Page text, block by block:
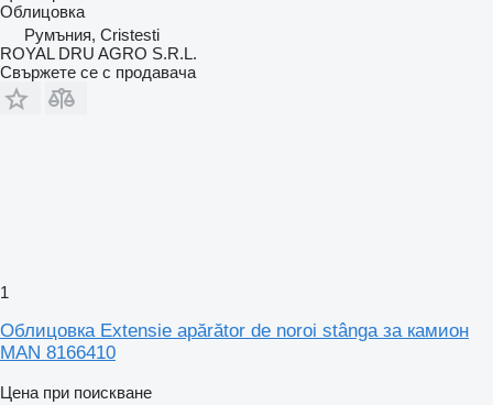
Облицовка
Румъния, Cristesti
ROYAL DRU AGRO S.R.L.
Свържете се с продавача
1
Облицовка Extensie apărător de noroi stânga за камион
MAN 8166410
Цена при поискване